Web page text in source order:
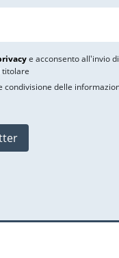
e acconsento all'invio
titolare
condivisione delle